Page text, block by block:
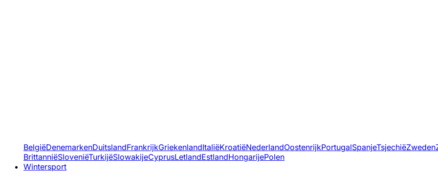
BelgiëDenemarkenDuitslandFrankrijkGriekenlandItaliëKroatiëNederlandOostenrijkPortugalSpanjeTsjechiëZweden
BrittanniëSloveniëTurkijëSlowakijeCyprusLetlandEstlandHongarijePolen
Wintersport